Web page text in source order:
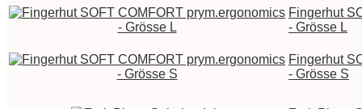
Fingerhut
- Grösse L
Fingerhut
- Grösse S